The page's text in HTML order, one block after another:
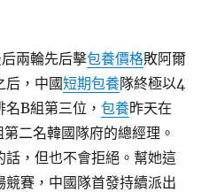
兩輪先后擊包養價格敗阿爾
后，中國短期包養隊終極以4
名B組第三位，包養昨天在
二名韓國隊府的總經理。
話，但也不會拒絕。幫她這
賽，中國隊首發持續派出